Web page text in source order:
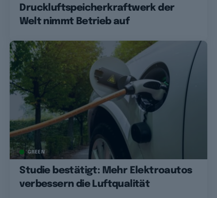
Druckluftspeicherkraftwerk der
Welt nimmt Betrieb auf
GREEN
Studie bestätigt: Mehr Elektroautos
verbessern die Luftqualität